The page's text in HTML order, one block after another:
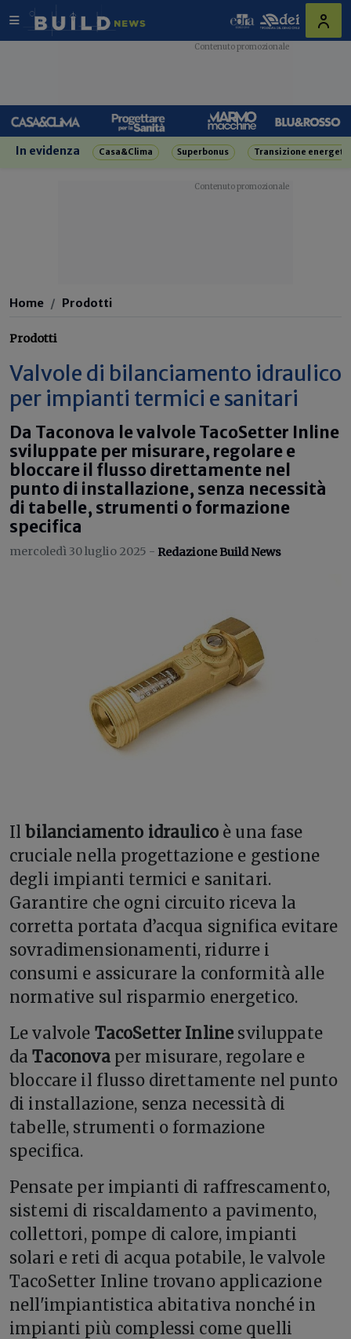
In evidenza Casa&Clima Superbonus Transizione
Home Prodotti
Prodotti
Valvole di bilanciamento idraulico
per impianti termici e sanitari
Da Taconova le valvole TacoSetter Inline
sviluppate per misurare, regolare e
bloccare il flusso direttamente nel
punto di installazione, senza necessità
di tabelle, strumenti o formazione
specifica
mercoledì 30 luglio 2025 - Redazione Build News
Ilbilanciamento idraulicoè una fase
cruciale nella progettazione e gestione
degli impianti termici e sanitari.
Garantire che ogni circuito riceva la
corretta portata d’acqua significa evitare
sovradimensionamenti, ridurre i
consumi e assicurare la conformità alle
normative sul risparmio energetico.
Le valvole TacoSetter Inline sviluppate
daTaconovaper misurare, regolare e
bloccare il flusso direttamente nel punto
di installazione, senza necessità di
tabelle, strumenti o formazione
specifica.
Pensate per impianti di raffrescamento,
sistemi di riscaldamento a pavimento,
collettori, pompe di calore, impianti
solari e reti di acqua potabile, le valvole
TacoSetter Inline trovano applicazione
nell'impiantistica abitativa nonché in
impianti più complessi come quelli